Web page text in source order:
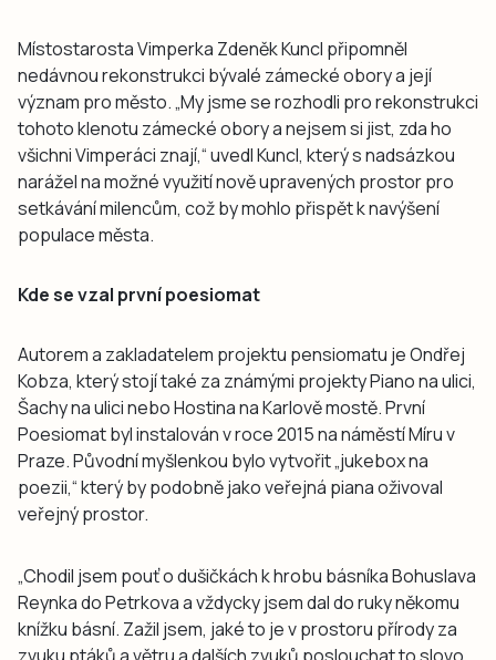
Místostarosta Vimperka Zdeněk Kuncl připomněl
nedávnou rekonstrukci bývalé zámecké obory a její
význam pro město. „My jsme se rozhodli pro rekonstrukci
tohoto klenotu zámecké obory a nejsem si jist, zda ho
všichni Vimperáci znají,“ uvedl Kuncl, který s nadsázkou
narážel na možné využití nově upravených prostor pro
setkávání milencům, což by mohlo přispět k navýšení
populace města.
Kde se vzal první poesiomat
Autorem a zakladatelem projektu pensiomatu je Ondřej
Kobza, který stojí také za známými projekty Piano na ulici,
Šachy na ulici nebo Hostina na Karlově mostě. První
Poesiomat byl instalován v roce 2015 na náměstí Míru v
Praze. Původní myšlenkou bylo vytvořit „jukebox na
poezii,“ který by podobně jako veřejná piana oživoval
veřejný prostor.
„Chodil jsem pouť o dušičkách k hrobu básníka Bohuslava
Reynka do Petrkova a vždycky jsem dal do ruky někomu
knížku básní. Zažil jsem, jaké to je v prostoru přírody za